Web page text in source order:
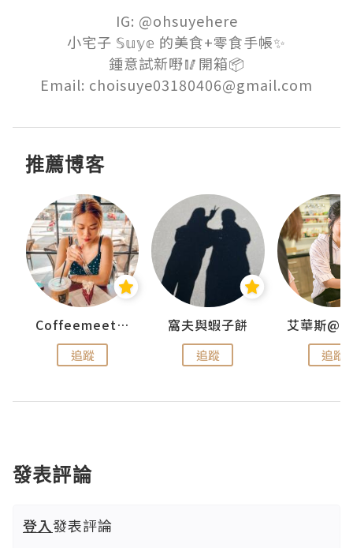
IG: @ohsuyehere
小宅子 𝕊𝕦𝕪𝕖 的美食+零食手帳✨
鍾意試新嘢🥢開箱📦
Email: choisuye03180406@gmail.com
推薦博客
Coffeemeetjojo
追蹤
窩夫與蝦子餅
追蹤 追蹤
發表評論
登入發表評論